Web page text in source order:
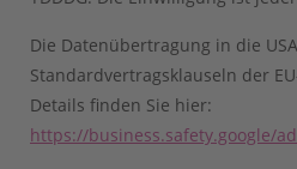
Die Datenübertragung in die
Standardvertragsklauseln der
Details finden Sie hier:
https://business.safety.google/